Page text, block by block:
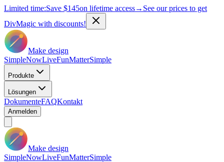
Limited time:Save $145on lifetime access→ See our prices to get
DivMagic with discounts!
Make design
SimpleNowLiveFunMatterSimple
Produkte
Lösungen
DokumenteFAQKontakt
Anmelden
Make design
SimpleNowLiveFunMatterSimple